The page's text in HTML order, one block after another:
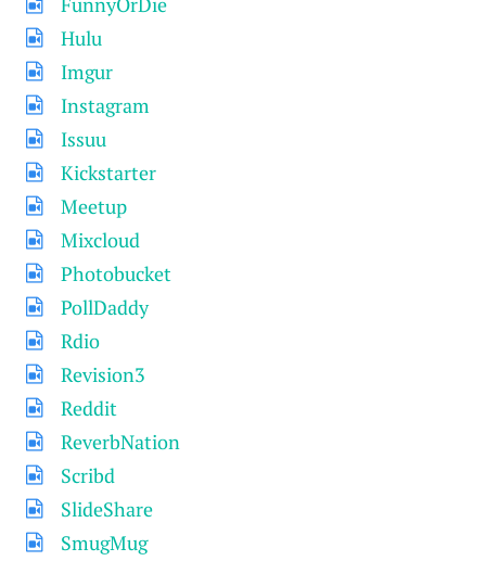
Hulu
Imgur
Instagram
Issuu
Kickstarter
Meetup
Mixcloud
Photobucket
PollDaddy
Rdio
Revision3
Reddit
ReverbNation
Scribd
SlideShare
SmugMug